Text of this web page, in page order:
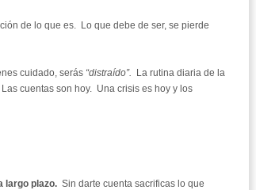
de lo que es. Lo que debe de ser, se pierde
cuidado, serás “distraído”. La rutina diaria de la
cuentas son hoy. Una crisis es hoy y los
largo plazo. Sin darte cuenta sacrificas lo que